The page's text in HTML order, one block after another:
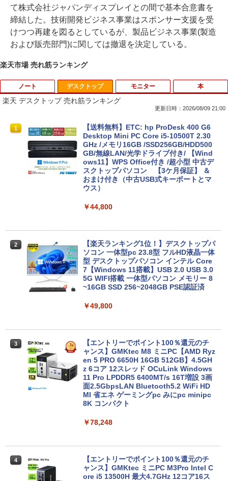
て株式会社ジャパンディスプレイとの間で基本合意書を
締結した。技術開発ビジネス事業はスポンサー支援を受
けつつ再建を図るとしているが、製品ビジネス事業(製造
および販売部門)に関しては撤退を決定している。
楽天市場 売れ筋ランキング
ノート
1
【期間限定 ポイントUP＆クーポン配
布】 Lenovo Chromebook Duet EDU G
2 2in1 ノートパソコン 83HKS00M00 Ch
romeOS MediaTek Kompanio 838 メモ
リ4GB eMMC64GB 10.95インチ タッチ
対応 再生品Sランク
￥29,800
ws11 Office付｜テンキー DVD 搭載｜C
ore i5 第7世代 メモリ 8GB SSD 256GB
｜店長厳選 Lenovo ThinkPad 15.6型 Bl
uetooth Wi-Fi 無線｜中古 パソコン 中古
PC Word Excel
B ラベンダーパープル 11型Androidタブ
レット 6GB/128GB/WiFi VHU5864JP
￥29,981
【P最大15倍還元】2025年新生活応援！
定済 Win11搭載 インテル第13世代CPU
ライン授業対応 軽量ノートPC 14Q8F
￥31,980
デスクトップ
楽天 デスクトップ 売れ筋ランキング
更新日時：2026/08/09 21:00
1
【送料無料】ETC: hp ProDesk 400 G6
Desktop Mini PC Core i5-10500T 2.30
GHz /メモリ16GB /SSD256GB/HDD500
GB/無線LAN/光学ドライブ付き/ 【Wind
ows11】WPS Office付き /超小型 中古デ
スクトップパソコン 【3ケ月保証】 ＆
おまけ付き（中古USB式キーボートとマ
ウス）
￥44,800
2
【楽天ランキング1位！】デスクトップパ
ソコン 一体型pc 23.8型 フルHD液晶一体
型 デスクトップパソコン インテル Core
7【Windows 11搭載】USB 2.0 USB 3.0
5G WIFI搭載 一体型パソコン メモリー 8
~16GB SSD 256~2048GB PSE認証済
￥49,800
3
【エントリーでポイント100％還元のチ
ャンス】GMKtec M8 ミニPC【AMD Ryz
en 5 PRO 6650H 16GB 512GB】4.5GH
z 6コア 12スレッド OCuLink Windows
11 Pro LPDDR5 6400MT/s 16T増設 3画
面2.5GbpsLAN Bluetooth5.2 WiFi HD
MI 省エネ ゲーミングpc みにpc minipc
8K コンパクト
￥78,248
4
【エントリーでポイント100％還元のチ
ャンス】GMKtec ミニPC M3Pro Intel C
ore i5 13500H 最大4.7GHz 12コア16ス
モニター 本